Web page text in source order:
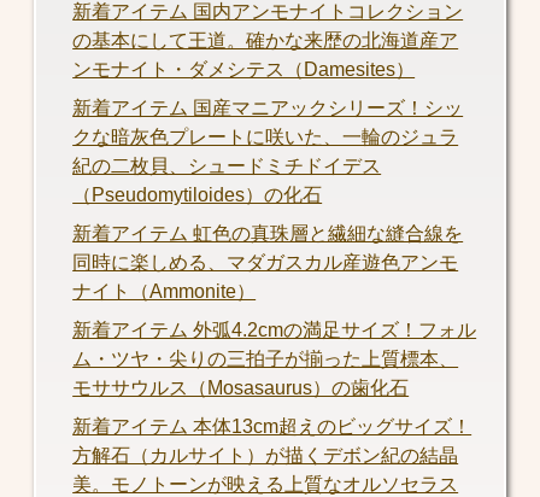
新着アイテム 国内アンモナイトコレクション
の基本にして王道。確かな来歴の北海道産ア
ンモナイト・ダメシテス（Damesites）
新着アイテム 国産マニアックシリーズ！シッ
クな暗灰色プレートに咲いた、一輪のジュラ
紀の二枚貝、シュードミチドイデス
（Pseudomytiloides）の化石
新着アイテム 虹色の真珠層と繊細な縫合線を
同時に楽しめる、マダガスカル産遊色アンモ
ナイト（Ammonite）
新着アイテム 外弧4.2cmの満足サイズ！フォル
ム・ツヤ・尖りの三拍子が揃った上質標本、
モササウルス（Mosasaurus）の歯化石
新着アイテム 本体13cm超えのビッグサイズ！
方解石（カルサイト）が描くデボン紀の結晶
美。モノトーンが映える上質なオルソセラス